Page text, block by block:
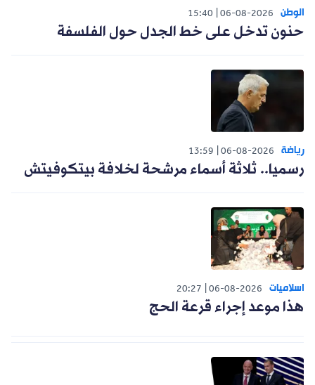
الوطن 06-08-2026
15:40
حنون تدخل على خط الجدل حول الفلسفة
رياضة 06-08-2026
13:59
رسميا.. ثلاثة أسماء مرشحة لخلافة بيتكوفيتش
اسلاميات 06-08-2026
20:27
هذا موعد إجراء قرعة الحج